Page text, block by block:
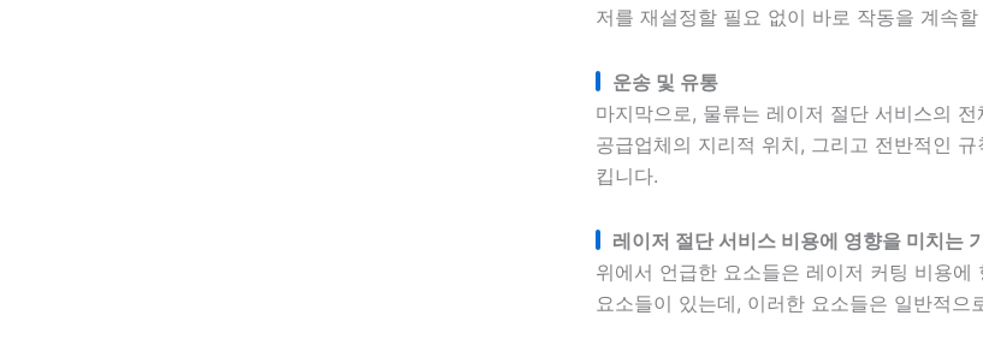
저를 재설정할 필요 없이 바로 작동을 계속
운송 및 유통
마지막으로, 물류는 레이저 절단 서비스의
공급업체의 지리적 위치, 그리고 전반적인
킵니다.
레이저 절단 서비스 비용에 영향을 미치는
위에서 언급한 요소들은 레이저 커팅 비용
요소들이 있는데, 이러한 요소들은 일반적